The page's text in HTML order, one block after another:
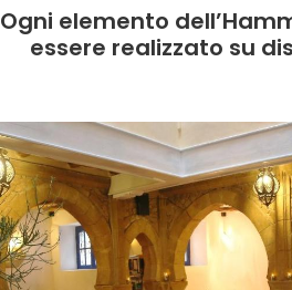
Ogni elemento
essere realizzato su